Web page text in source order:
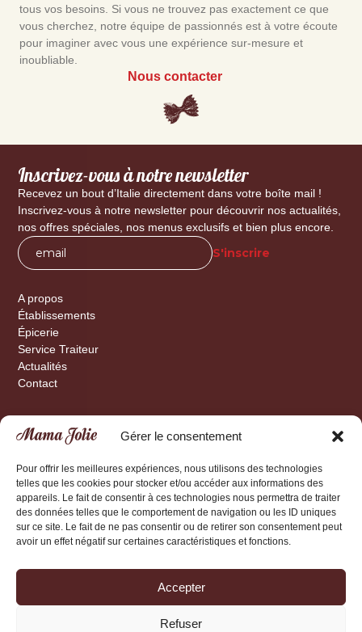
Gérer le consentement
Pour offrir les meilleures expériences, nous utilisons des technologies
telles que les cookies pour stocker et/ou accéder aux informations des
appareils. Le fait de consentir à ces technologies nous permettra de traiter
des données telles que le comportement de navigation ou les ID uniques
sur ce site. Le fait de ne pas consentir ou de retirer son consentement peut
avoir un effet négatif sur certaines caractéristiques et fonctions.
Accepter
Refuser
tous vos besoins. Si vous ne trouvez pas exactement ce que
vous cherchez, notre équipe de passionnés est à votre écoute
pour imaginer avec vous une expérience sur-mesure et
inoubliable.
Nous contacter
Inscrivez-vous à notre newsletter
Recevez un bout d’Italie directement dans votre boîte mail !
Inscrivez-vous à notre newsletter pour découvrir nos actualités,
nos offres spéciales, nos menus exclusifs et bien plus encore.
A propos
Établissements
Épicerie
Service Traiteur
Actualités
Contact
Rue de la Gare 34
1260 Nyon
lundi-samedi : de 9h00 à 19h00
+41 21 553 98 28
Grand rue 22
lundi - samedi : de 9h00 à 19h00